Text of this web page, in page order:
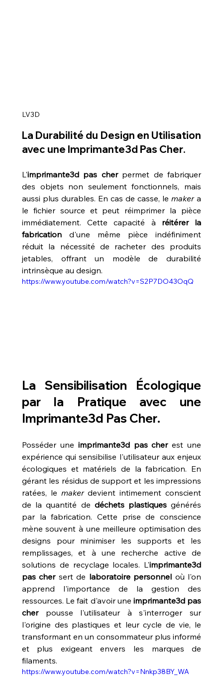
LV3D
La Durabilité du Design en Utilisation
avec une Imprimante3d Pas Cher.
L'imprimante3d pas cher permet de fabriquer
des objets non seulement fonctionnels, mais
aussi plus durables. En cas de casse, le maker a
le fichier source et peut réimprimer la pièce
immédiatement. Cette capacité à réitérer la
fabrication d'une même pièce indéfiniment
réduit la nécessité de racheter des produits
jetables, offrant un modèle de durabilité
intrinsèque au design.
https://www.youtube.com/watch?v=S2P7DO43OqQ
La Sensibilisation Écologique
Imprimante3d Pas Cher.
Posséder une imprimante3d pas cher est une
expérience qui sensibilise l'utilisateur aux enjeux
écologiques et matériels de la fabrication. En
gérant les résidus de support et les impressions
ratées, le maker devient intimement conscient
de la quantité de déchets plastiques générés
par la fabrication. Cette prise de conscience
mène souvent à une meilleure optimisation des
designs pour minimiser les supports et les
remplissages, et à une recherche active de
solutions de recyclage locales. L'imprimante3d
pas cher sert de laboratoire personnel où l'on
apprend l'importance de la gestion des
ressources. Le fait d'avoir une imprimante3d pas
cher pousse l'utilisateur à s'interroger sur
l'origine des plastiques et leur cycle de vie, le
transformant en un consommateur plus informé
et plus exigeant envers les marques de
filaments.
https://www.youtube.com/watch?v=Nnkp38BY_WA